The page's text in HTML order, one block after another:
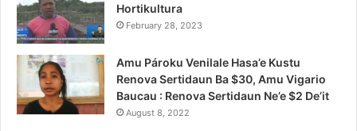
Hortikultura
February 28, 2023
Amu Pároku Venilale Hasa’e Kustu
Renova Sertidaun Ba $30, Amu Vigario
Baucau : Renova Sertidaun Ne’e $2 De’it
August 8, 2022